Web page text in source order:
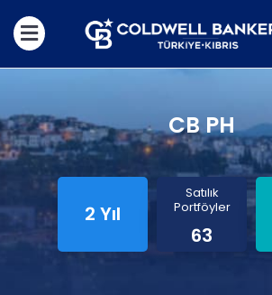
CB PH
2 Yıl
Satılık
Portföyler
63